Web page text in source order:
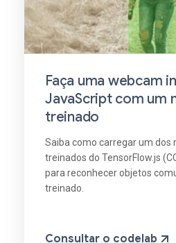
Faça uma webcam
JavaScript com um
treinado
Saiba como carregar um dos
treinados do TensorFlow.js
para reconhecer objetos
treinado.
Consultar o codelab